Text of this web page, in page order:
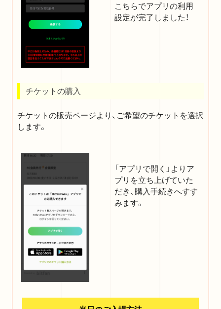
こちらでアプリの利用
設定が完了しました！
チケットの購入
チケットの販売ページより、ご希望のチケットを選択
します。
「アプリで開く」よりア
プリを立ち上げていた
だき、購入手続きへすす
みます。